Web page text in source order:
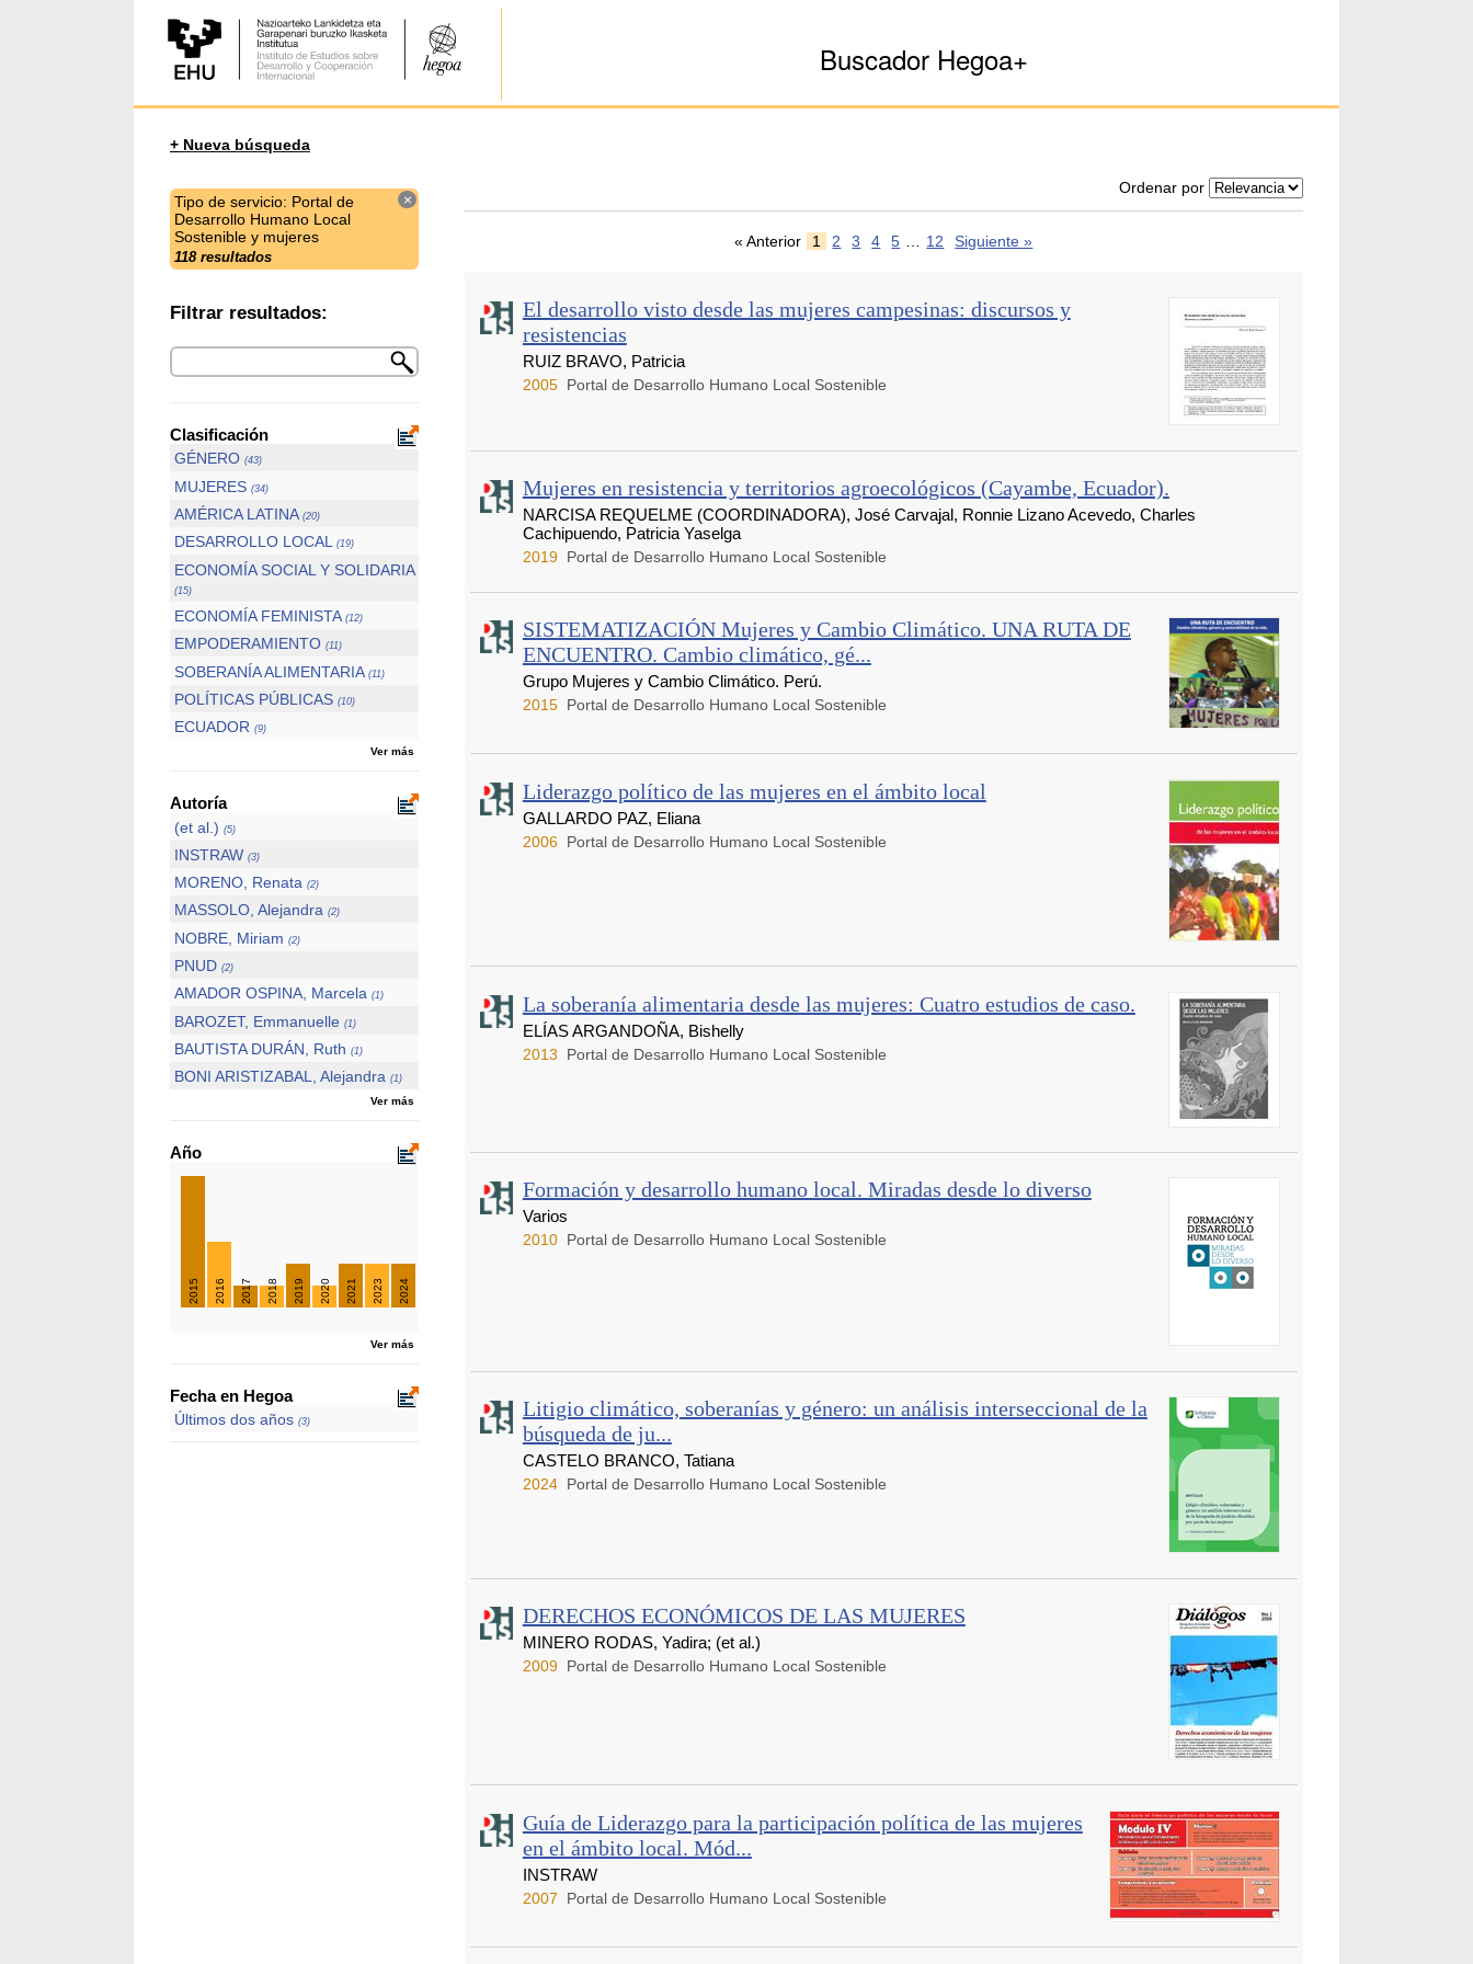
Buscador Hegoa+
+ Nueva búsqueda
Tipo de servicio: Portal de
Desarrollo Humano Local
Sostenible y mujeres
118 resultados
×
Filtrar resultados:
Clasificación
GÉNERO (43)
MUJERES (34)
AMÉRICA LATINA (20)
DESARROLLO LOCAL (19)
ECONOMÍA SOCIAL Y SOLIDARIA
(15)
ECONOMÍA FEMINISTA (12)
EMPODERAMIENTO (11)
SOBERANÍA ALIMENTARIA (11)
POLÍTICAS PÚBLICAS (10)
ECUADOR (9)
Ver más
Autoría
(et al.) (5)
INSTRAW (3)
MORENO, Renata (2)
MASSOLO, Alejandra (2)
NOBRE, Miriam (2)
PNUD (2)
AMADOR OSPINA, Marcela (1)
BAROZET, Emmanuelle (1)
BAUTISTA DURÁN, Ruth (1)
BONI ARISTIZABAL, Alejandra (1)
Ver más
Año
2015 2016 2017 2018 2019 2020 2021 2023 2024
Ver más
Fecha en Hegoa
Últimos dos años (3)
Ordenar por
« Anterior 1 2 3 4 5 … 12 Siguiente »
El desarrollo visto desde las mujeres campesinas: discursos y
resistencias
RUIZ BRAVO, Patricia
2005 Portal de Desarrollo Humano Local Sostenible
Mujeres en resistencia y territorios agroecológicos (Cayambe, Ecuador).
NARCISA REQUELME (COORDINADORA), José Carvajal, Ronnie Lizano Acevedo, Charles
Cachipuendo, Patricia Yaselga
2019 Portal de Desarrollo Humano Local Sostenible
SISTEMATIZACIÓN Mujeres y Cambio Climático. UNA RUTA DE
ENCUENTRO. Cambio climático, gé...
Grupo Mujeres y Cambio Climático. Perú.
2015 Portal de Desarrollo Humano Local Sostenible
Liderazgo político de las mujeres en el ámbito local
GALLARDO PAZ, Eliana
2006 Portal de Desarrollo Humano Local Sostenible
La soberanía alimentaria desde las mujeres: Cuatro estudios de caso.
ELÍAS ARGANDOÑA, Bishelly
2013 Portal de Desarrollo Humano Local Sostenible
Formación y desarrollo humano local. Miradas desde lo diverso
Varios
2010 Portal de Desarrollo Humano Local Sostenible
Litigio climático, soberanías y género: un análisis interseccional de la
búsqueda de ju...
CASTELO BRANCO, Tatiana
2024 Portal de Desarrollo Humano Local Sostenible
DERECHOS ECONÓMICOS DE LAS MUJERES
MINERO RODAS, Yadira; (et al.)
2009 Portal de Desarrollo Humano Local Sostenible
Guía de Liderazgo para la participación política de las mujeres
en el ámbito local. Mód...
INSTRAW
2007 Portal de Desarrollo Humano Local Sostenible